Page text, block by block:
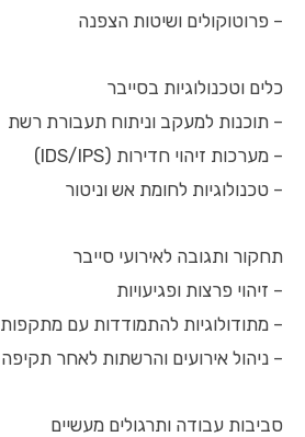
– פרוטוקולים ושיטות הצפנה
כלים וטכנולוגיות בסייבר
– תוכנות למעקב וניתוח תעבורת רשת
– מערכות זיהוי חדירות (IDS/IPS)
– טכנולוגיות לחומת אש וניטור
תחקור ותגובה לאירועי סייבר
– זיהוי פרצות ופגיעויות
– מתודולוגיות להתמודדות עם
– ניהול אירועים והרשתות לאחר תקיפה
סביבות עבודה ותרגולים מעשיים